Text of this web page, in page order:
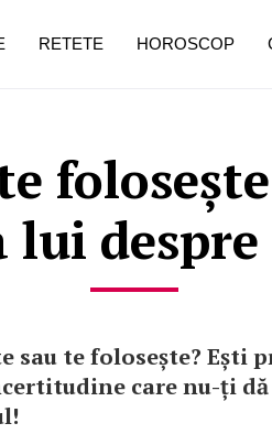
lui despre
sau te folosește? Ești
care nu-ți
RETETE HOROSCOP
de dureroasă este